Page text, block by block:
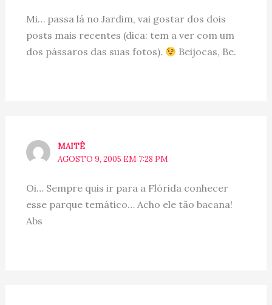
Mi… passa lá no Jardim, vai gostar dos dois
posts mais recentes (dica: tem a ver com um
dos pássaros das suas fotos).
Beijocas, Be.
MAITÊ
AGOSTO 9, 2005 EM 7:28 PM
Oi… Sempre quis ir para a Flórida conhecer
esse parque temático… Acho ele tão bacana!
Abs